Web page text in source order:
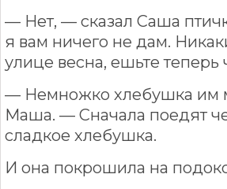
— Нет, — сказал Саша
я вам ничего не дам.
улице весна, ешьте теперь
— Немножко хлебушка им
Маша. — Сначала поедят
сладкое хлебушка.
И она покрошила на